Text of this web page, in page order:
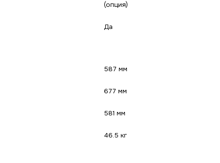
(опция)
Да
587 мм
677 мм
581 мм
46.5 кг